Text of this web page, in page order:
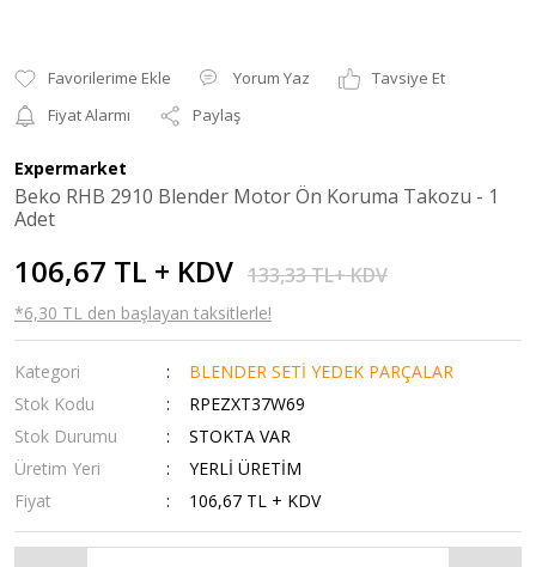
Yorum Yaz
Tavsiye Et
Fiyat Alarmı
Paylaş
Expermarket
Beko RHB 2910 Blender Motor Ön Koruma Takozu - 1
Adet
106,67 TL + KDV 133,33 TL+ KDV
*6,30 TL den başlayan taksitlerle!
Kategori
BLENDER SETİ YEDEK PARÇALAR
Stok Kodu
RPEZXT37W69
Stok Durumu
STOKTA VAR
Üretim Yeri
YERLİ ÜRETİM
Fiyat
106,67 TL + KDV